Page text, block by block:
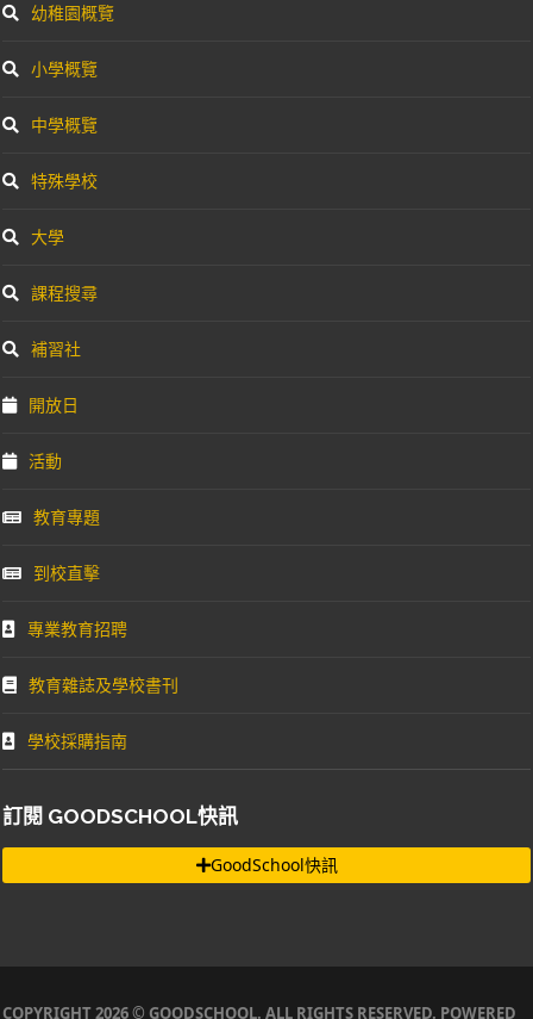
幼稚園概覽
小學概覽
中學概覽
特殊學校
大學
課程搜尋
補習社
開放日
活動
教育專題
到校直擊
專業教育招聘
教育雜誌及學校書刊
學校採購指南
訂閱 GOODSCHOOL快訊
GoodSchool快訊
COPYRIGHT 2026 © GOODSCHOOL. ALL RIGHTS RESERVED. POWERED